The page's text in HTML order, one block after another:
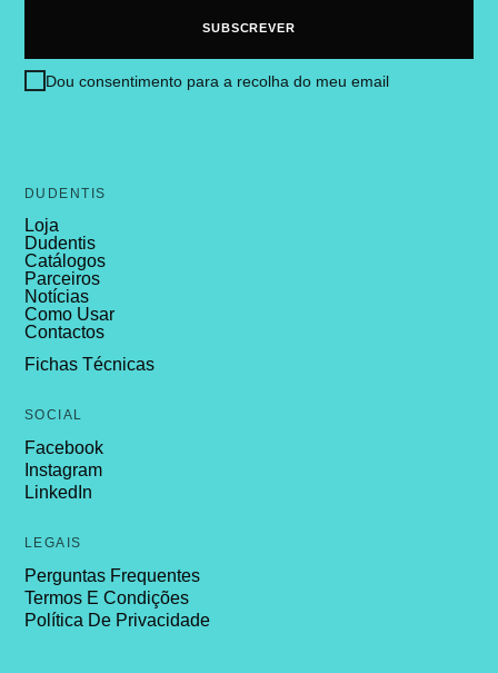
Dou consentimento para a recolha do meu email
DUDENTIS
Loja
Dudentis
Catálogos
Parceiros
Notícias
Como Usar
Contactos
Fichas Técnicas
SOCIAL
Facebook
Instagram
LinkedIn
LEGAIS
Perguntas Frequentes
Termos E Condições
Política De Privacidade